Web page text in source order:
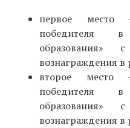
первое место
победителя
образования»
вознаграждения в
второе место
победителя
образования»
вознаграждения в